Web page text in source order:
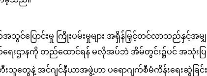
သွင်ပြောင်းမှု ကြိုးပမ်းမှုများ အရှိန်မြှင့်တင်လာသည်နှင့်အ
ေးဌာနကို တည်ထောင်ရန် မလိုအပ်ဘဲ အိမ်တွင်း၌ပင် အသုံးပ
တွေနဲ့ အင်ဂျင်နီယာအဖွဲ့ဟာ ပရောဂျက်စီမံကိန်းရေးဆွဲခြင်